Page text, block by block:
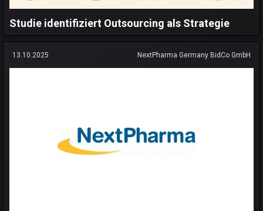
Studie identifiziert Outsourcing als Strategie
13.10.2025 NextPharma Germany BidCo GmbH